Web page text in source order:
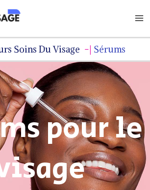
Soins Du Visage Sérums
pour le